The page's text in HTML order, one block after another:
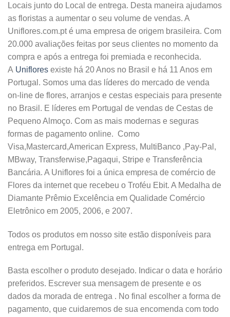
Locais junto do Local de entrega. Desta maneira ajudamos
as floristas a aumentar o seu volume de vendas. A
Uniflores.com.pt é uma empresa de origem brasileira. Com
20.000 avaliações feitas por seus clientes no momento da
compra e após a entrega foi premiada e reconhecida.
A Uniflores existe há 20 Anos no Brasil e há 11 Anos em
Portugal. Somos uma das líderes do mercado de venda
on-line de flores, arranjos e cestas especiais para presente
no Brasil. E líderes em Portugal de vendas de Cestas de
Pequeno Almoço. Com as mais modernas e seguras
formas de pagamento online. Como
Visa,Mastercard,American Express, MultiBanco ,Pay-Pal,
MBway, Transferwise,Pagaqui, Stripe e Transferência
Bancária. A Uniflores foi a única empresa de comércio de
Flores da internet que recebeu o Troféu Ebit. A Medalha de
Diamante Prêmio Excelência em Qualidade Comércio
Eletrônico em 2005, 2006, e 2007.
Todos os produtos em nosso site estão disponíveis para
entrega em Portugal.
Basta escolher o produto desejado. Indicar o data e horário
preferidos. Escrever sua mensagem de presente e os
dados da morada de entrega . No final escolher a forma de
pagamento, que cuidaremos de sua encomenda com todo